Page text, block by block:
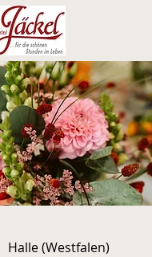
Halle (Westfalen)